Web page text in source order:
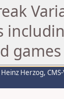
Herzog,